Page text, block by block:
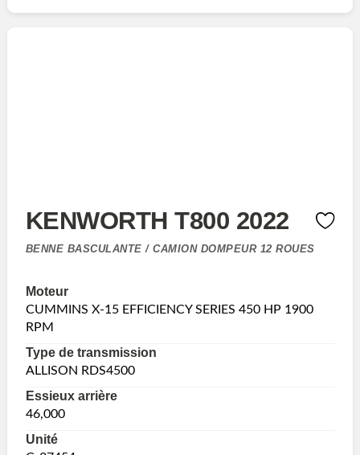
KENWORTH T800 2022
BENNE BASCULANTE / CAMION DOMPEUR 12 ROUES
Moteur
CUMMINS X-15 EFFICIENCY SERIES 450 HP 1900
RPM
Type de transmission
ALLISON RDS4500
Essieux arrière
46,000
Unité